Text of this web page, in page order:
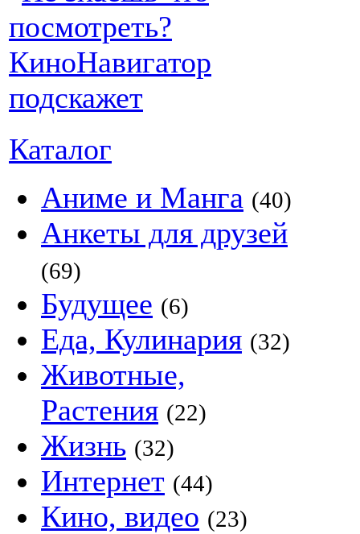
Каталог
Аниме и Манга (40)
Анкеты для друзей
(69)
Будущее (6)
Еда, Кулинария (32)
Животные,
Растения (22)
Жизнь (32)
Интернет (44)
Кино, видео (23)